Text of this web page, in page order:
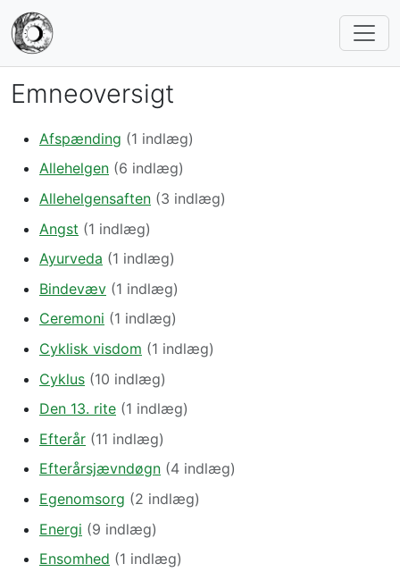
Emneoversigt
Afspænding (1 indlæg)
Allehelgen (6 indlæg)
Allehelgensaften (3 indlæg)
Angst (1 indlæg)
Ayurveda (1 indlæg)
Bindevæv (1 indlæg)
Ceremoni (1 indlæg)
Cyklisk visdom (1 indlæg)
Cyklus (10 indlæg)
Den 13. rite (1 indlæg)
Efterår (11 indlæg)
Efterårsjævndøgn (4 indlæg)
Egenomsorg (2 indlæg)
Energi (9 indlæg)
Ensomhed (1 indlæg)